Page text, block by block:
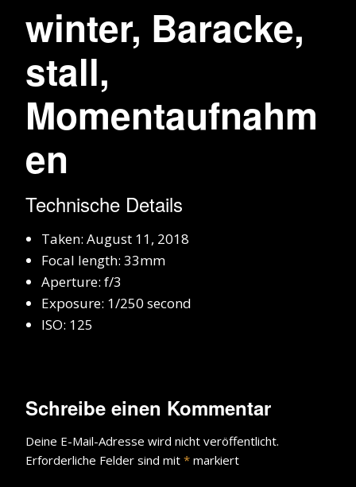
winter, Baracke,
stall,
Momentaufnahm
en
Technische Details
Taken: August 11, 2018
Focal length: 33mm
Aperture: f/3
Exposure: 1/250 second
ISO: 125
Schreibe einen Kommentar
Deine E-Mail-Adresse wird nicht veröffentlicht.
Erforderliche Felder sind mit * markiert